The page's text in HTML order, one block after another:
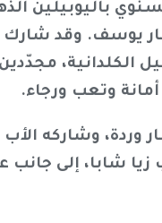
باليوبيلين
في كاتدرائية مار
أربيل الكلدانية،
وتعب ورجاء.
وردة، وشاركه
شابا، إلى جانب